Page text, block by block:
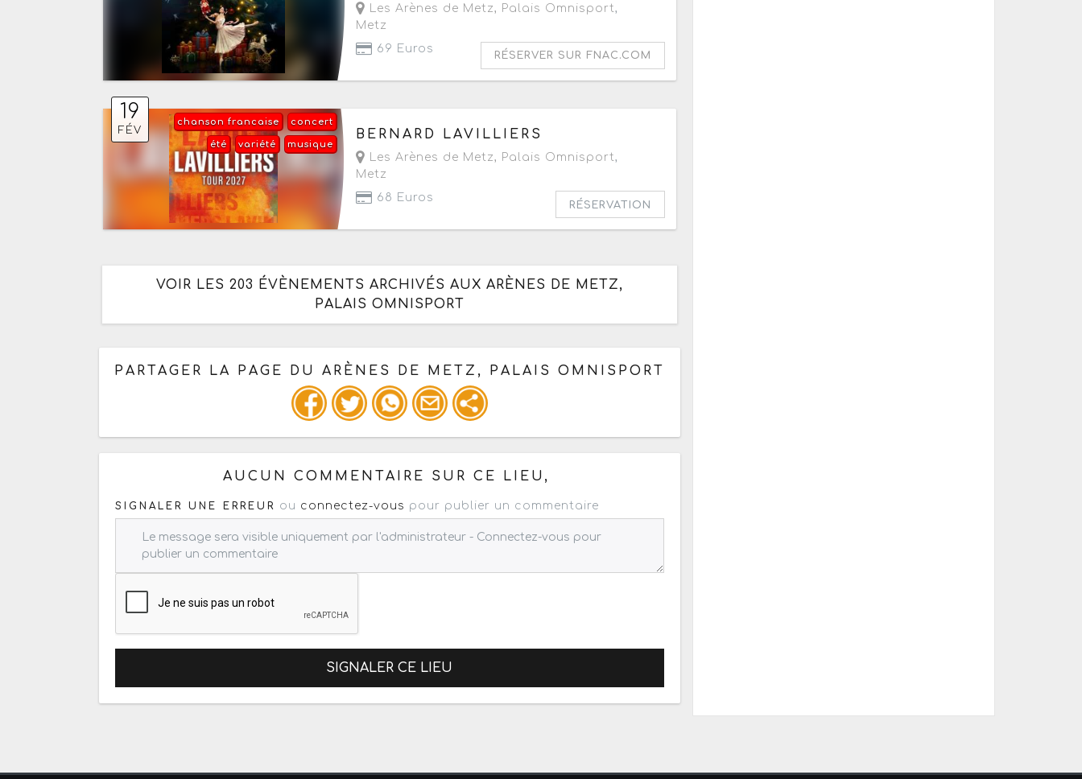
Les Arènes de Metz, Palais Omnisport,
Metz
69 Euros
RÉSERVER SUR FNAC.COM
19
FÉV
concert
chanson francaise
musique
variété
été
Le vendredi 19 février 2027 à partir de 20h
BERNARD LAVILLIERS
Les Arènes de Metz, Palais Omnisport,
Metz
68 Euros
RÉSERVATION
VOIR LES 203 ÉVÈNEMENTS ARCHIVÉS AUX ARÈNES DE METZ,
PALAIS OMNISPORT
PARTAGER LA PAGE DU ARÈNES DE METZ, PALAIS OMNISPORT
Ou copiez les infos ci-dessous pour un : mail / forum / réseau social
AUCUN COMMENTAIRE SUR CE LIEU,
SIGNALER UNE ERREUR ou connectez-vous pour publier un commentaire
SIGNALER CE LIEU